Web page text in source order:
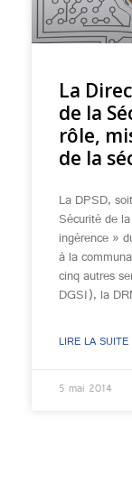
La
de la
rôle,
de la
La DPSD,
Sécurité de
ingérence »
à la
cinq autres
DGSI), la
LIRE LA
5 mai 2014